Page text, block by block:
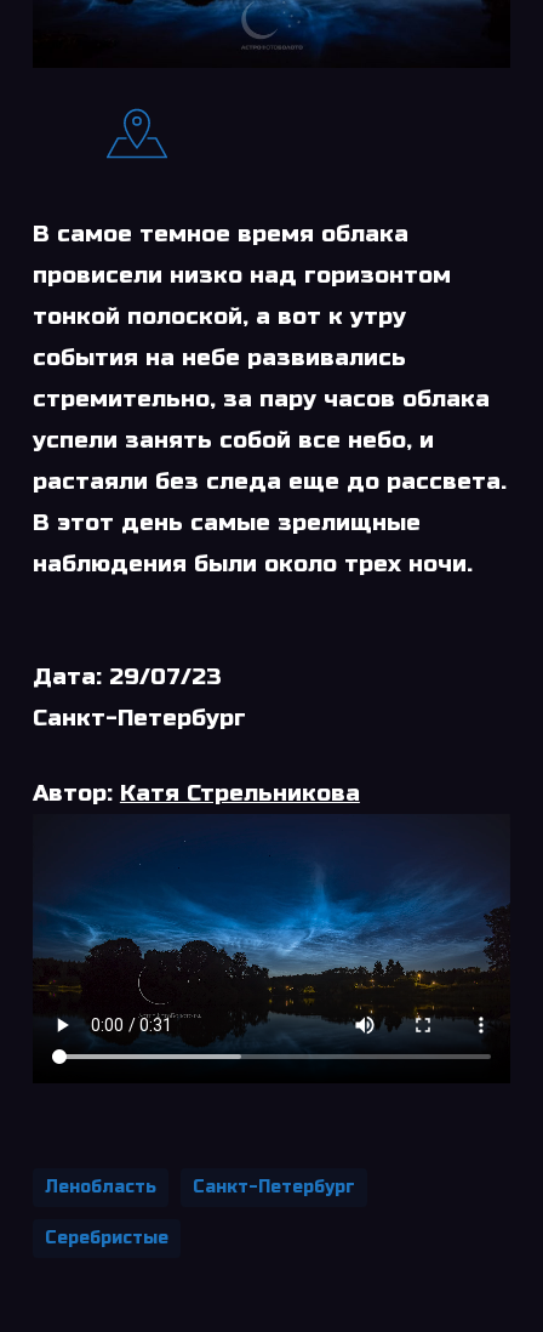
В самое темное время облака
провисели низко над горизонтом
тонкой полоской, а вот к утру
события на небе развивались
стремительно, за пару часов облака
успели занять собой все небо, и
растаяли без следа еще до рассвета.
В этот день самые зрелищные
наблюдения были около трех ночи.
Дата: 29/07/23
Санкт-Петербург
Автор: Катя Стрельникова
Ленобласть Санкт-Петербург
Серебристые